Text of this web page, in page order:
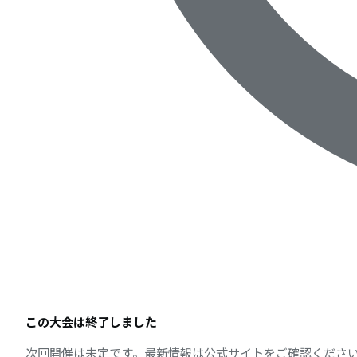
この大会は終了しました
次回開催は未定です。最新情報は公式サイトをご確認くださ